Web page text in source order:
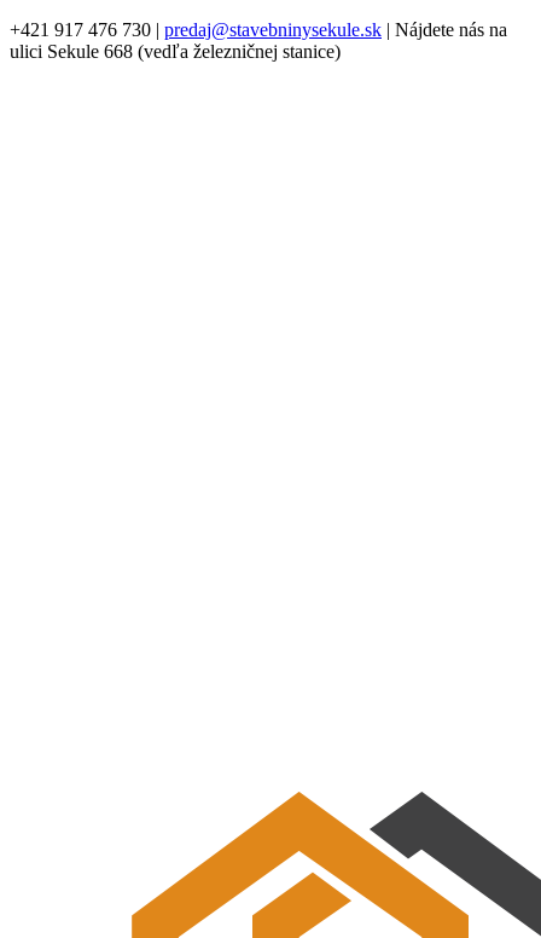
+421 917 476 730 | predaj@stavebninysekule.sk | Nájdete nás na
ulici Sekule 668 (vedľa železničnej stanice)